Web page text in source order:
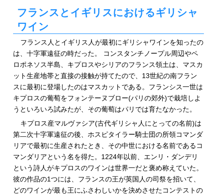
フランスとイギリスにおけるギリシャ
ワイン
フランス人とイギリス人が最初にギリシャワインを知ったの
は、十字軍遠征の時だった。 コンスタンチノープル周辺やペ
ロポネソス半島、キプロスやシリアのフランス領土は、マスカ
ット生産地帯と直接の接触が持てたので、13世紀の南フラン
スに最初に登場したのはマスカットである。フランシス一世は
キプロスの葡萄をフォンテーヌブロー(パリの郊外)で栽培しよ
うといろいろ試みたが、その葡萄はパリでは育たなかった。
キプロス産マルヴァシア(古代ギリシャ人にとっての名前)は
第二次十字軍遠征の後、ホスピタイラー騎士団の所領コマンダ
リアで最初に生産されたとき、その中世における名前であるコ
マンダリアという名を得た。1224年以前、エンリ・ダンデリ
という詩人がキプロスのワインは世界一だと褒め称えていた。
彼の作品の1つには、フランスの王が英国人の司祭を招いて、
どのワインが最も王にふさわしいかを決めさせたコンテストの